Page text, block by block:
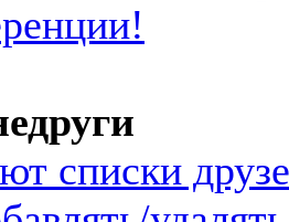
списки